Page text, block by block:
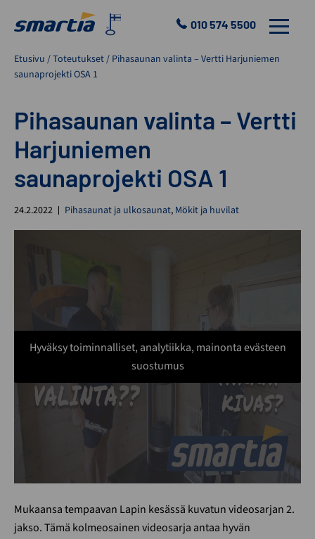
Oy
010 574 5500 VALIKKO
Etusivu /Toteutukset/ Pihasaunan valinta – Vertti Harjuniemen
saunaprojekti OSA 1
Pihasaunan valinta – Vertti
Harjuniemen
saunaprojekti OSA 1
24.2.2022 Pihasaunat ja ulkosaunat, Mökit ja huvilat
Hyväksy toiminnalliset, analytiikka, mainonta evästeen
suostumus
Mukaansa tempaavan Lapin kesässä kuvatun videosarjan 2.
jakso. Tämä kolmeosainen videosarja antaa hyvän